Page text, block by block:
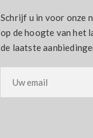
Schrijf u in voor onze
op de hoogte van het
de laatste